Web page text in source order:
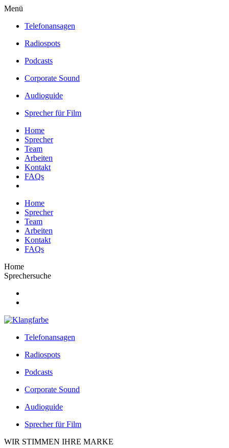
Menü
Telefonansagen
Radiospots
Podcasts
Corporate Sound
Audioguide
Sprecher für Film
Home
Sprecher
Team
Arbeiten
Kontakt
FAQs
Home
Sprecher
Team
Arbeiten
Kontakt
FAQs
Home
Sprechersuche
Telefonansagen
Radiospots
Podcasts
Corporate Sound
Audioguide
Sprecher für Film
WIR STIMMEN IHRE MARKE